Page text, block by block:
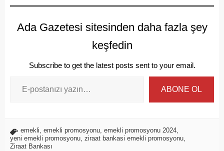
Ada Gazetesi sitesinden daha fazla şey
keşfedin
Subscribe to get the latest posts sent to your email.
ABONE OL
emekli, emekli promosyonu, emekli promosyonu 2024,
yeni emekli promosyonu, ziraat bankasi emekli promosyonu,
Ziraat Bankası